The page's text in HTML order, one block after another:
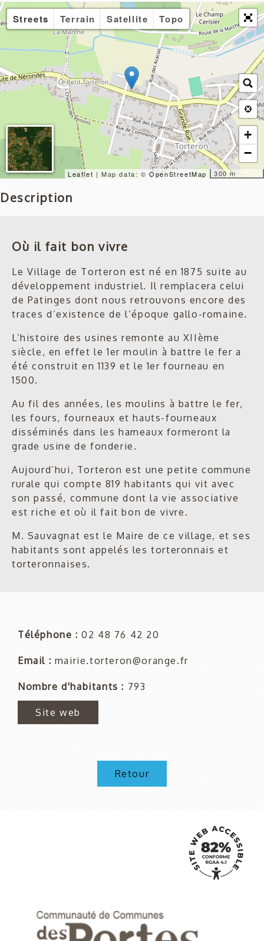
Streets Terrain Satellite Topo
+
−
300 m
Leaflet | Map data: ©OpenStreetMap
Description
Où il fait bon vivre
Le Village de Torteron est né en 1875 suite au
développement industriel. Il remplacera celui
de Patinges dont nous retrouvons encore des
traces d’existence de l’époque gallo-romaine.
L’histoire des usines remonte au XIIème
siècle, en effet le 1er moulin à battre le fer a
été construit en 1139 et le 1er fourneau en
1500.
Au fil des années, les moulins à battre le fer,
les fours, fourneaux et hauts-fourneaux
disséminés dans les hameaux formeront la
grade usine de fonderie.
Aujourd’hui, Torteron est une petite commune
rurale qui compte 819 habitants qui vit avec
son passé, commune dont la vie associative
est riche et où il fait bon de vivre.
M. Sauvagnat est le Maire de ce village, et ses
habitants sont appelés les torteronnais et
torteronnaises.
Téléphone 02 48 76 42 20
Email mairie.torteron@orange.fr
Nombre d'habitants 793
Site web
Retour